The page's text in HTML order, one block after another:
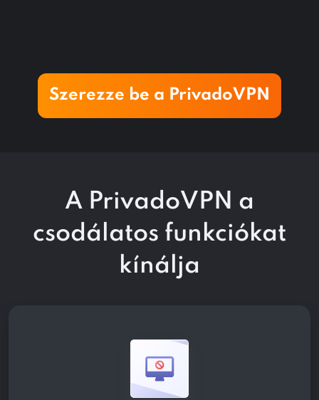
Szerezze be a PrivadoVPN
A PrivadoVPN a
csodálatos funkciókat
kínálja